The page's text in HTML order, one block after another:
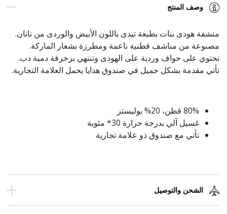
وصف المنتج
منشفة هودى بنات بطبعة تيدى باللون الأبيض والوردى من نانان.
مصنوعة من مناشف قطنية ناعمة ومطرزة بشعار الماركة.
تحتوي على حواف وردية على الهودى وتنتهي بزخرفة دمية دب.
تأتي مقدمة بشكل جميل في صندوق هدايا يحمل العلامة التجارية.
80% قطن، 20% بوليستر
غسيل آلي بدرجة حرارة 30* مئوية
تأتي مع صندوق ذو علامة تجارية
الشحن والتوصيل